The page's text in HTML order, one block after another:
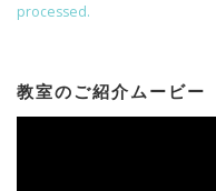
processed.
教室のご紹介ムービー